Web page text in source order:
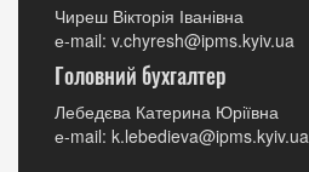
Чиреш Вікторія Іванівна
е-mail: v.chyresh@ipms.kyiv.ua
Головний бухгалтер
Лебедєва Катерина Юріївна
е-mail: k.lebedieva@ipms.kyiv.ua